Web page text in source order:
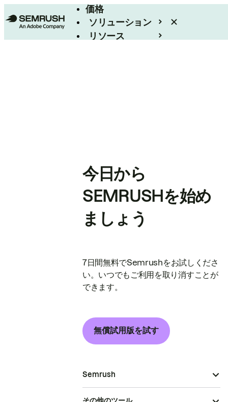
価格
ソリューション
リソース
今日から
SEMRUSHを始め
ましょう
7日間無料でSemrushをお試しくださ
い。いつでもご利用を取り消すことが
できます。
無償試用版を試す
Semrush